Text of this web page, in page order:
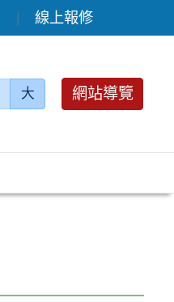
線上報修
大 網站導覽